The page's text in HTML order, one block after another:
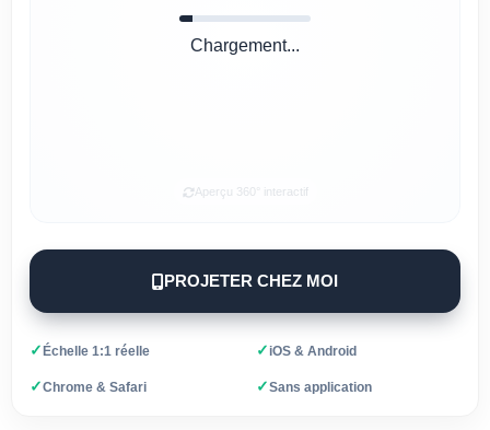
Chargement...
Aperçu 360° interactif
PROJETER CHEZ MOI
✓Échelle 1:1 réelle ✓iOS & Android
✓Chrome & Safari ✓Sans application